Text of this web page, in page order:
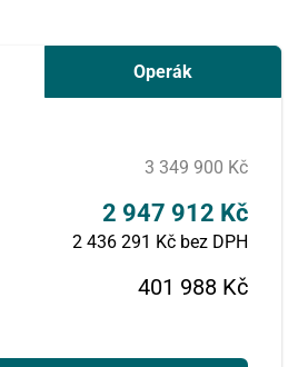
Operák
3 349 900 Kč
2 947 912 Kč
2 436 291 Kč bez DPH
401 988 Kč